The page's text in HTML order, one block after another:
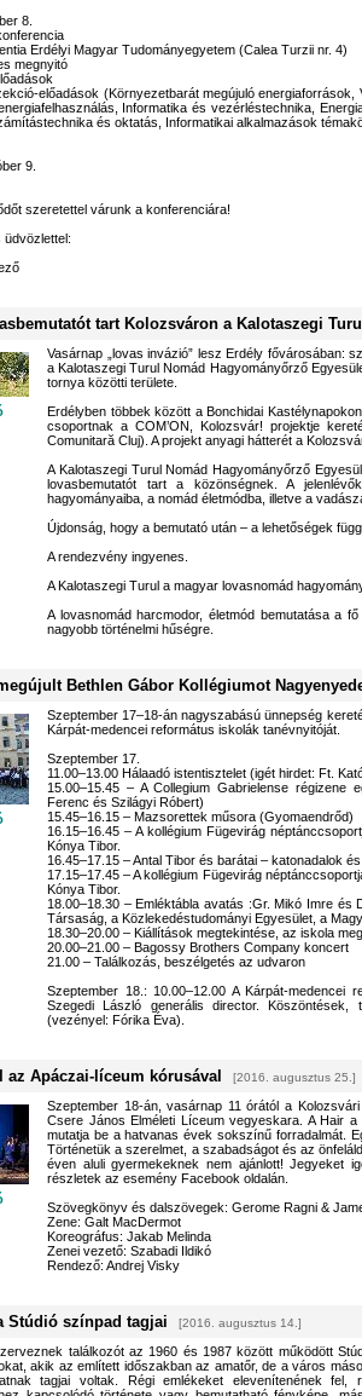
8.
Erdélyi Magyar Tudományegyetem (Calea Turzii nr. 4)
megnyitó
előadások (Környezetbarát megújuló
Informatika és vezérléstechnika,
és oktatás, Informatikai alkalmazások
9.
szeretettel várunk a konferenciára!
üdvözlettel:
tart Kolozsváron a Kalotaszegi Turul
Vasárnap „lovas invázió” lesz Erdély fővárosában:
a Kalotaszegi Turul Nomád Hagyományőrző
tornya közötti területe.
Erdélyben többek között a Bonchidai
csoportnak a COM’ON, Kolozsvár! projektje
Comunitară Cluj). A projekt anyagi hátterét a
A Kalotaszegi Turul Nomád Hagyományőrző
lovasbemutatót tart a közönségnek. A
hagyományaiba, a nomád életmódba, illetve a
Újdonság, hogy a bemutató után – a lehetőségek
A rendezvény ingyenes.
A Kalotaszegi Turul a magyar lovasnomád
A lovasnomád harcmodor, életmód bemutatása a
nagyobb történelmi hűségre.
Bethlen Gábor Kollégiumot
Szeptember 17–18-án nagyszabású ünnepség
Kárpát-medencei református iskolák tanévnyitóját.
Szeptember 17.
11.00–13.00 Hálaadó istentisztelet (igét hirdet: Ft.
15.00–15.45 – A Collegium Gabrielense régizene
Ferenc és Szilágyi Róbert)
15.45–16.15 – Mazsorettek műsora (Gyomaendrőd)
16.15–16.45 – A kollégium Fügevirág
Kónya Tibor.
16.45–17.15 – Antal Tibor és barátai – katonadalok
17.15–17.45 – A kollégium Fügevirág
Kónya Tibor.
18.00–18.30 – Emléktábla avatás :Gr. Mikó Imre
Társaság, a Közlekedéstudományi Egyesület, a
18.30–20.00 – Kiállítások megtekintése, az iskola
20.00–21.00 – Bagossy Brothers Company koncert
21.00 – Találkozás, beszélgetés az udvaron
Szeptember 18.: 10.00–12.00 A Kárpát-medencei
Szegedi László generális director.
(vezényel: Fórika Éva).
az Apáczai-líceum kórusával [2016. augusztus 25.]
Szeptember 18-án, vasárnap 11 órától a
Csere János Elméleti Líceum vegyeskara. A Hair
mutatja be a hatvanas évek sokszínű forradalmát.
Történetük a szerelmet, a szabadságot és az
éven aluli gyermekeknek nem ajánlott! Jegyeket
részletek az esemény Facebook oldalán.
Szövegkönyv és dalszövegek: Gerome Ragni &
Zene: Galt MacDermot
Koreográfus: Jakab Melinda
Zenei vezető: Szabadi Ildikó
Rendező: Andrej Visky
Stúdió színpad tagjai [2016. augusztus 14.]
találkozót az 1960 és 1987 között működött
akik az említett időszakban az amatőr, de a város
tagjai voltak. Régi emlékeket elevenítenének